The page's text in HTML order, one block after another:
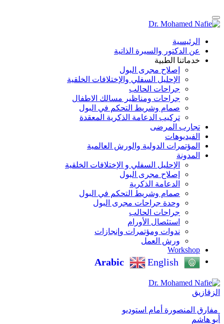
الرئيسية
عن الدكتور والسيرة الذاتية
خدماتنا الطبية
إصلاح مجرى البول
الإحليل السفلي والإختلافات الخلقية
جراحات الحالب
جراحات ومناظير مسالك الاطفال
صمام وشريط التحكم في البول
تركيب الدعامة الذكرية المعقدة
تجارب المرضى
الفيديوهات
المؤتمرات الدولية والورش العالمية
المدونة
الإحليل السفلي و الإختلافات الخلقية
إصلاح مجرى البول
الدعامة الذكرية
صمام وشريط التحكم في البول
وحدة جراحات مجرى البول
جراحات الحالب
استئصال الأورام
ندوات ومؤتمرات وإنجازات
ورش العمل
Workshop
Arabic English
الزقازيق
‏ مفارق المنصورة أمام استوديو
أبو هاشم